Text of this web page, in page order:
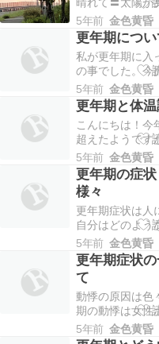
わなくて、なん
たのでひたすら
た。今考えると
晴れて〓️太陽が
くりしました。
い朝になりまし
した。この時期
ないといけない
ですね。私の周
の方が夏休み前
と二人で外食し
5年前 金色黄昏
更年期につ
私が更年期に入
の事でした。今
はまだ更年期に
様々な症状が出
症状に対処する
期について考え
ありませんでし
ば更年期に対す
し、色んな意味
5年前 金色黄昏
更年期と体
こんにちは！今
超えたようです
にとっては大変
す。お言うのも
ンの分泌低下に
しいからです。
がほてりやのぼ
猛暑で気温が上
な状態だとおも
5年前 金色黄昏
更年期の症
様々
更年期症状は人
自分はどのよう
ることも大事だ
状は珍しいかも
血球の減少には
ネットで調べて
かったですね。
パの腫れで悩ま
た甲状腺も痛く
5年前 金色黄昏
更年期症状
て
動悸の原因は色
期の動悸は女性
で自律神経が乱
す。私も経験し
5年前 金色黄昏